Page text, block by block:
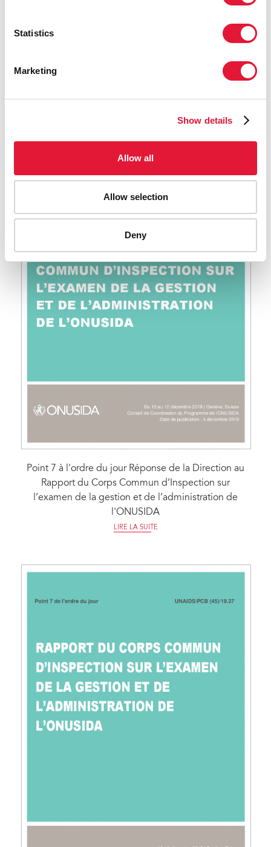
Statistics
Marketing
Show details
Allow all
Allow selection
Deny
Point 6 de l'ordre du jour Mise à jour sur les actions
Point 7 à l'ordre du jour Réponse de la Direction au
Rapport du Corps Commun d’Inspection sur
l’examen de la gestion et de l’administration de
l'ONUSIDA
LIRE LA SUITE